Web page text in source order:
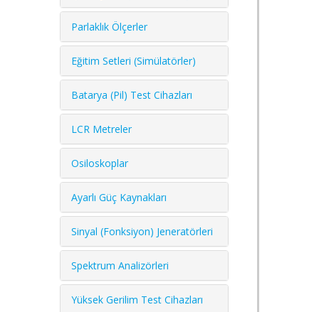
Parlaklık Ölçerler
Eğitim Setleri (Simülatörler)
Batarya (Pil) Test Cihazları
LCR Metreler
Osiloskoplar
Ayarlı Güç Kaynakları
Sinyal (Fonksiyon) Jeneratörleri
Spektrum Analizörleri
Yüksek Gerilim Test Cihazları